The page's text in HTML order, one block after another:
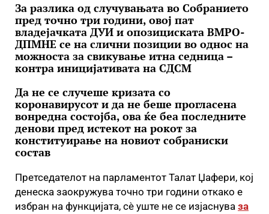
За разлика од случувањата во Собранието
пред точно три години, овој пат
владејачката ДУИ и опозициската ВМРО-
ДПМНЕ се на слични позиции во однос на
можноста за свикување итна седница –
контра иницијативата на СДСМ
Да не се случеше кризата со
коронавирусот и да не беше прогласена
вонредна состојба, ова ќе беа последните
денови пред истекот на рокот за
конституирање на новиот собраниски
состав
Претседателот на парламентот Талат Џафери, кој
денеска заокружува точно три години откако е
избран на функцијата, сѐ уште не се изјаснува за